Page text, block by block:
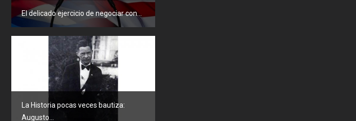
El delicado ejercicio de negociar con...
La Historia pocas veces bautiza:
Augusto...